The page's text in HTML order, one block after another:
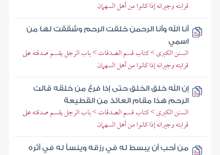
قرابته وجيرانه إذا كانوا من أهل السهمان
أنا الله وأنا الرحمن خلقت الرحم وشققت لها من
اسمي
السنن الكبرى > كتاب قسم الصدقات > باب الرجل يقسم صدقته على
قرابته وجيرانه إذا كانوا من أهل السهمان
إن الله خلق الخلق حتى إذا فرغ من خلقه قالت
الرحم هذا مقام العائذ من القطيعة
السنن الكبرى > كتاب قسم الصدقات > باب الرجل يقسم صدقته على
قرابته وجيرانه إذا كانوا من أهل السهمان
من أحب أن يبسط له في رزقه وينسأ له في أثره